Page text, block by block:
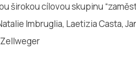
širokou cílovou skupinu
Imbruglia, Laetizia Casta,